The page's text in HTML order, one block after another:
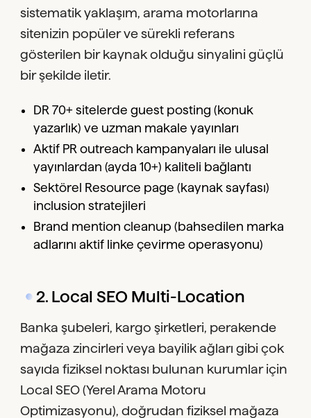
sistematik yaklaşım, arama motorlarına
sitenizin popüler ve sürekli referans
gösterilen bir kaynak olduğu sinyalini güçlü
bir şekilde iletir.
DR 70+ sitelerde guest posting (konuk
yazarlık) ve uzman makale yayınları
Aktif PR outreach kampanyaları ile ulusal
yayınlardan (ayda 10+) kaliteli bağlantı
Sektörel Resource page (kaynak sayfası)
inclusion stratejileri
Brand mention cleanup (bahsedilen marka
adlarını aktif linke çevirme operasyonu)
2. Local SEO Multi-Location
Banka şubeleri, kargo şirketleri, perakende
mağaza zincirleri veya bayilik ağları gibi çok
sayıda fiziksel noktası bulunan kurumlar için
Local SEO (Yerel Arama Motoru
Optimizasyonu), doğrudan fiziksel mağaza